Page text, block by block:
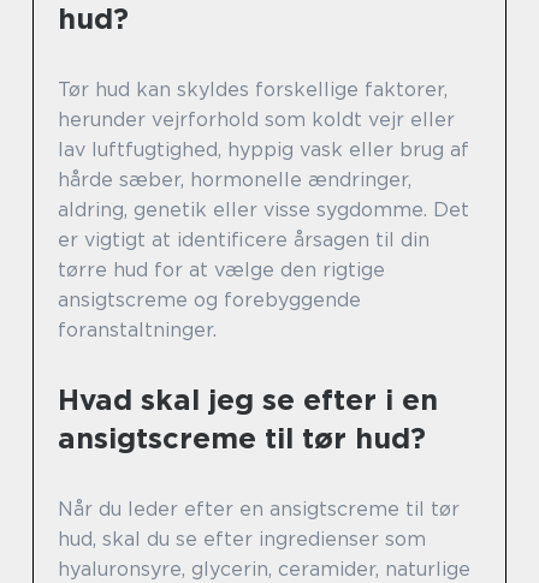
hud?
Tør hud kan skyldes forskellige faktorer,
herunder vejrforhold som koldt vejr eller
lav luftfugtighed, hyppig vask eller brug af
hårde sæber, hormonelle ændringer,
aldring, genetik eller visse sygdomme. Det
er vigtigt at identificere årsagen til din
tørre hud for at vælge den rigtige
ansigtscreme og forebyggende
foranstaltninger.
Hvad skal jeg se efter i en
ansigtscreme til tør hud?
Når du leder efter en ansigtscreme til tør
hud, skal du se efter ingredienser som
hyaluronsyre, glycerin, ceramider, naturlige